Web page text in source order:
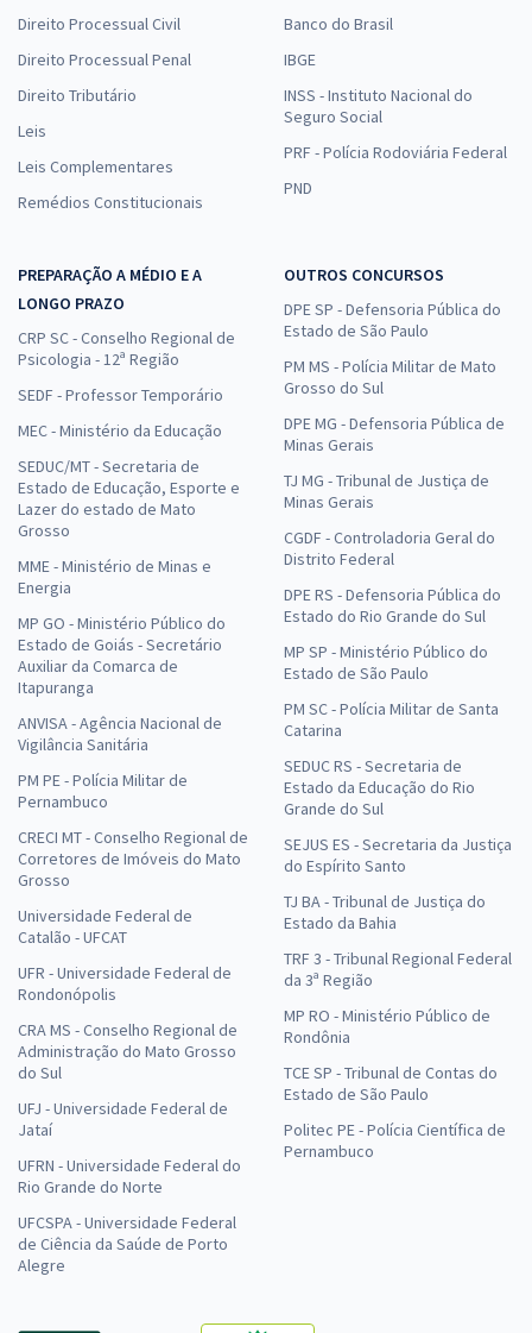
Direito Processual Civil
Direito Processual Penal
Direito Tributário
Leis
Leis Complementares
Remédios Constitucionais
Banco do Brasil
IBGE
INSS - Instituto Nacional do
Seguro Social
PRF - Polícia Rodoviária Federal
PND
PREPARAÇÃO A MÉDIO E A
LONGO PRAZO
CRP SC - Conselho Regional de
Psicologia - 12ª Região
SEDF - Professor Temporário
MEC - Ministério da Educação
SEDUC/MT - Secretaria de
Estado de Educação, Esporte e
Lazer do estado de Mato
Grosso
MME - Ministério de Minas e
Energia
MP GO - Ministério Público do
Estado de Goiás - Secretário
Auxiliar da Comarca de
Itapuranga
ANVISA - Agência Nacional de
Vigilância Sanitária
PM PE - Polícia Militar de
Pernambuco
CRECI MT - Conselho Regional de
Corretores de Imóveis do Mato
Grosso
Universidade Federal de
Catalão - UFCAT
UFR - Universidade Federal de
Rondonópolis
CRA MS - Conselho Regional de
Administração do Mato Grosso
do Sul
UFJ - Universidade Federal de
Jataí
UFRN - Universidade Federal do
Rio Grande do Norte
UFCSPA - Universidade Federal
de Ciência da Saúde de Porto
Alegre
OUTROS CONCURSOS
DPE SP - Defensoria Pública do
Estado de São Paulo
PM MS - Polícia Militar de Mato
Grosso do Sul
DPE MG - Defensoria Pública de
Minas Gerais
TJ MG - Tribunal de Justiça de
Minas Gerais
CGDF - Controladoria Geral do
Distrito Federal
DPE RS - Defensoria Pública do
Estado do Rio Grande do Sul
MP SP - Ministério Público do
Estado de São Paulo
PM SC - Polícia Militar de Santa
Catarina
SEDUC RS - Secretaria de
Estado da Educação do Rio
Grande do Sul
SEJUS ES - Secretaria da Justiça
do Espírito Santo
TJ BA - Tribunal de Justiça do
Estado da Bahia
TRF 3 - Tribunal Regional Federal
da 3ª Região
MP RO - Ministério Público de
Rondônia
TCE SP - Tribunal de Contas do
Estado de São Paulo
Politec PE - Polícia Científica de
Pernambuco